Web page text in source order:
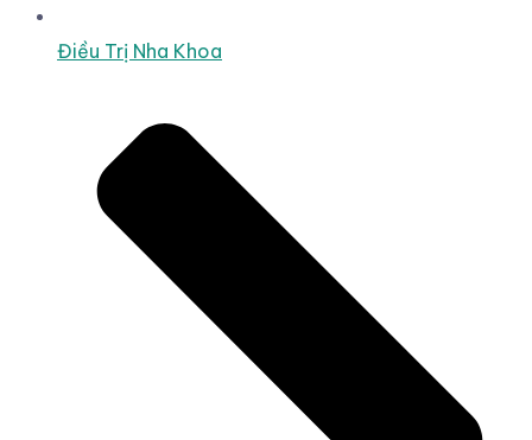
Điều Trị Nha Khoa